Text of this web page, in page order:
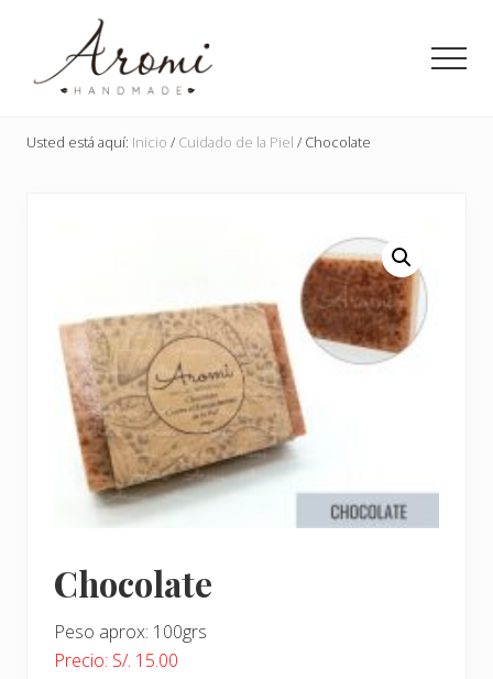
contenido
principal
enUsted está aquí: Inicio / Cuidado de la Piel / Chocolate
Chocolate
Peso aprox: 100grs
Precio: S/. 15.00